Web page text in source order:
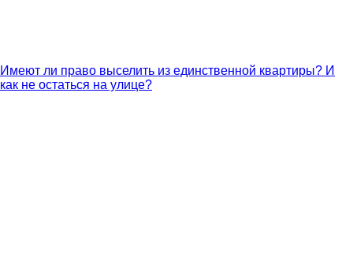
Имеют ли право выселить из единственной квартиры? И
как не остаться на улице?